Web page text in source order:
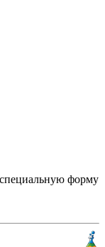
специальную форму